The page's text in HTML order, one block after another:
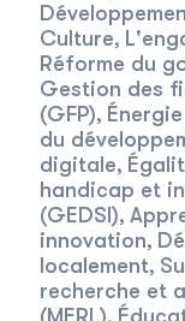
Culture,
Réforme du
Gestion des
(GFP),
du
digitale,
handicap et
(GEDSI),
innovation,
localement,
recherche et
(MERL)